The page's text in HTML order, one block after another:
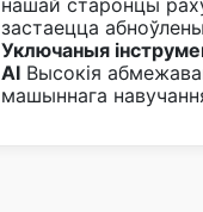
нашай старонцы
застаецца
Уключаныя
AIВысокія
машыннага